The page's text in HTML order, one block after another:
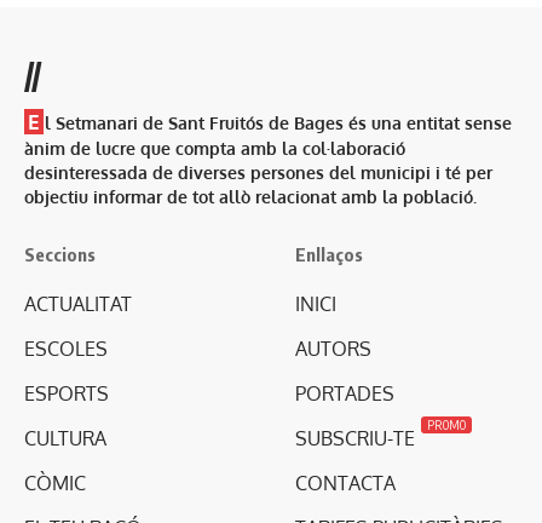
//
E l Setmanari de Sant Fruitós de Bages és una entitat sense
ànim de lucre que compta amb la col·laboració
desinteressada de diverses persones del municipi i té per
objectiu informar de tot allò relacionat amb la població.
Seccions
ACTUALITAT
ESCOLES
ESPORTS
CULTURA
CÒMIC
Enllaços
INICI
AUTORS
PORTADES
SUBSCRIU-TE
PROMO
CONTACTA